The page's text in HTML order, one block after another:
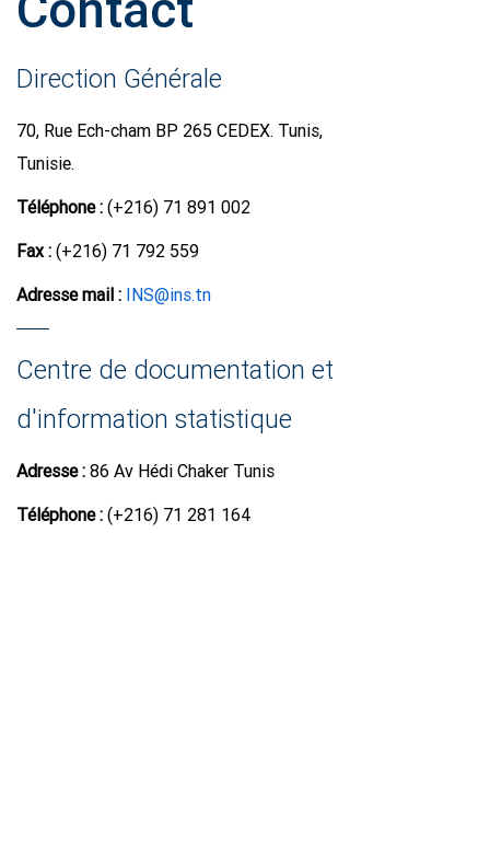
Direction Générale
70, Rue Ech-cham BP 265 CEDEX. Tunis,
Tunisie.
Téléphone : (+216) 71 891 002
Fax : (+216) 71 792 559
Adresse mail : INS@ins.tn
Centre de documentation et
d'information statistique
Adresse : 86 Av Hédi Chaker Tunis
Téléphone : (+216) 71 281 164